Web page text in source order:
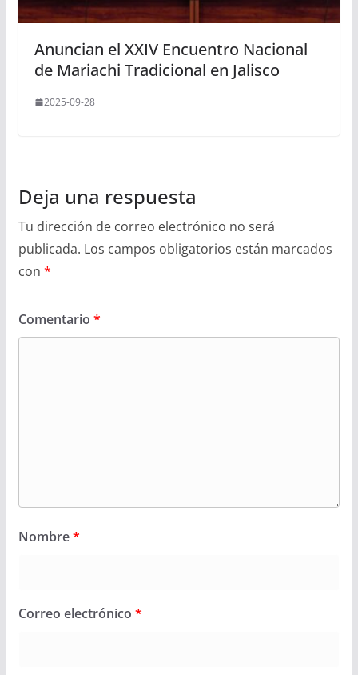
Anuncian el XXIV Encuentro Nacional
de Mariachi Tradicional en Jalisco
2025-09-28
Deja una respuesta
Tu dirección de correo electrónico no será
publicada. Los campos obligatorios están marcados
con *
Comentario *
Nombre*
Correo electrónico *